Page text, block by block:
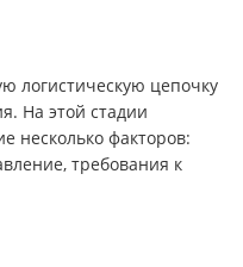
логистическую цепочку
На этой стадии
несколько факторов:
требования к